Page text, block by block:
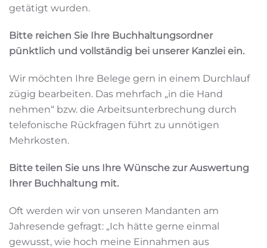
getätigt wurden.
Bitte reichen Sie Ihre Buchhaltungsordner
pünktlich und vollständig bei unserer Kanzlei ein.
Wir möchten Ihre Belege gern in einem Durchlauf
zügig bearbeiten. Das mehrfach „in die Hand
nehmen“ bzw. die Arbeitsunterbrechung durch
telefonische Rückfragen führt zu unnötigen
Mehrkosten.
Bitte teilen Sie uns Ihre Wünsche zur Auswertung
Ihrer Buchhaltung mit.
Oft werden wir von unseren Mandanten am
Jahresende gefragt: „Ich hätte gerne einmal
gewusst, wie hoch meine Einnahmen aus